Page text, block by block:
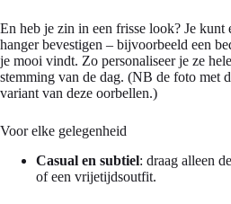
En heb je zin in een frisse look? Je kunt
hanger bevestigen – bijvoorbeeld een
je mooi vindt. Zo personaliseer je ze
stemming van de dag. (NB de foto met
variant van deze oorbellen.)
Voor elke gelegenheid
Casual en subtiel: draag alleen
of een vrijetijdsoutfit.